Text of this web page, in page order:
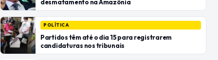
desmatamento na Amazônia
POLÍTICA
Partidos têm até o dia 15 para registrarem
candidaturas nos tribunais